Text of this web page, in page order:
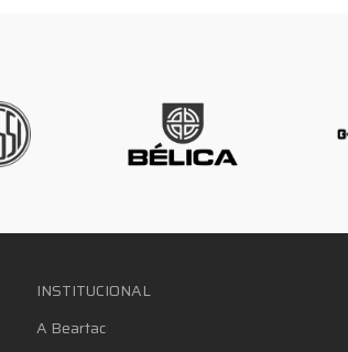
INSTITUCIONAL
A Beartac